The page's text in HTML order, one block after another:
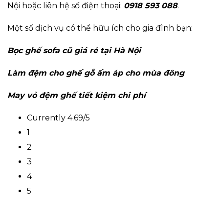
Nội hoặc liên hệ số điện thoại: 0918 593 088.
Một số dịch vụ có thể hữu ích cho gia đình bạn:
Bọc ghế sofacũ giá rẻ tại Hà Nội
Làm đệm cho ghế gỗ ấm áp cho mùa đông
May vỏ đệm ghế tiết kiệm chi phí
Currently 4.69/5
1
2
3
4
5